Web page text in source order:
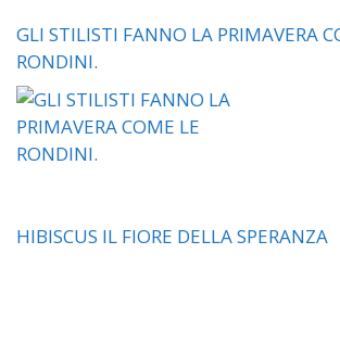
GLI STILISTI FANNO LA PRIMAVERA
RONDINI.
HIBISCUS IL FIORE DELLA SPERANZA